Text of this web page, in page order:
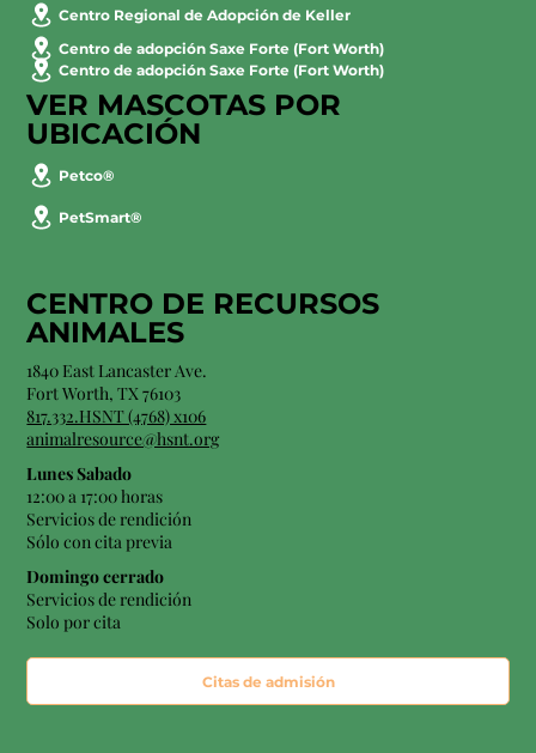
Centro Regional de Adopción de Keller
Centro de adopción Saxe Forte (Fort Worth)
Centro de adopción Saxe Forte (Fort Worth)
VER MASCOTAS POR
UBICACIÓN
Petco®
PetSmart®
CENTRO DE RECURSOS
ANIMALES
1840 East Lancaster Ave.
Fort Worth, TX 76103
817.332.HSNT (4768) x106
animalresource@hsnt.org
Lunes Sabado
12:00 a 17:00 horas
Servicios de rendición
Sólo con cita previa
Domingo cerrado
Servicios de rendición
Solo por cita
Citas de admisión